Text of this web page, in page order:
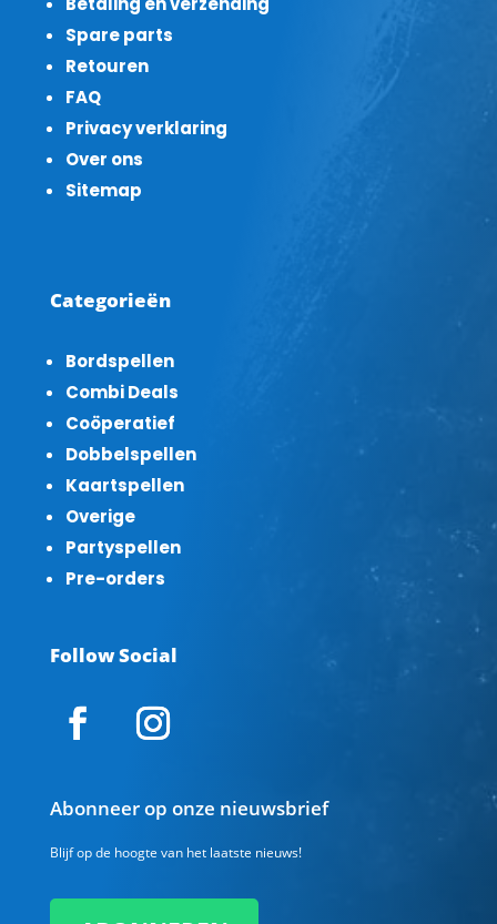
Spare parts
Retouren
FAQ
Privacy verklaring
Over ons
Sitemap
Categorieën
Bordspellen
Combi Deals
Coöperatief
Dobbelspellen
Kaartspellen
Overige
Partyspellen
Pre-orders
Follow Social
Abonneer op onze nieuwsbrief
Blijf op de hoogte van het laatste nieuws!